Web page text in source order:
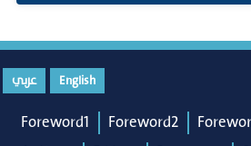
English عربي
Foreword1 Foreword2